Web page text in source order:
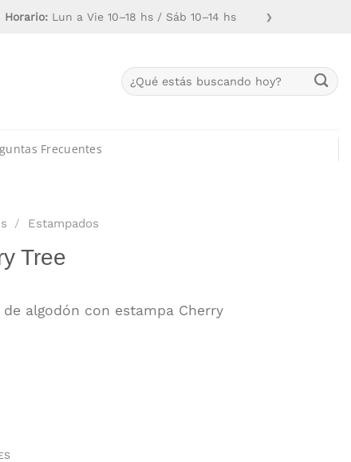
Horario:Lun a Vie 10–18 hs / Sáb 10–14 hs ❯
Buscar
por:
Frecuentes
/ Estampados
Tree
algodón con estampa Cherry